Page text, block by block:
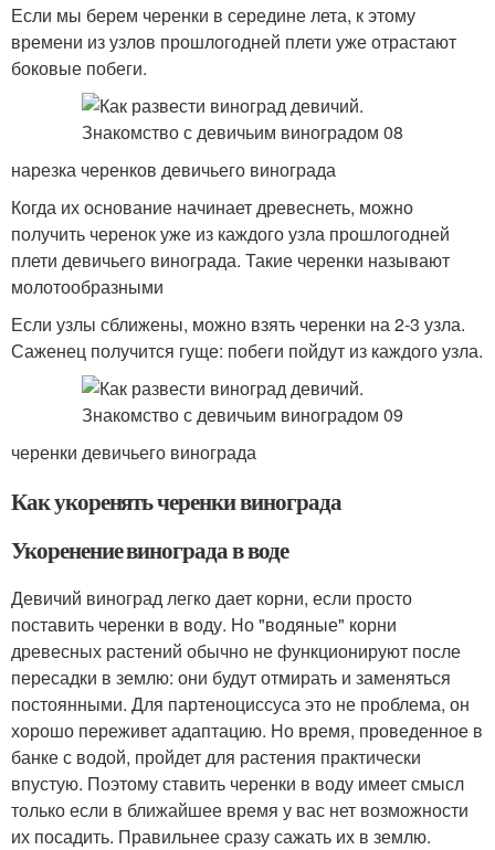
Если мы берем черенки в середине лета, к этому
времени из узлов прошлогодней плети уже отрастают
боковые побеги.
нарезка черенков девичьего винограда
Когда их основание начинает древеснеть, можно
получить черенок уже из каждого узла прошлогодней
плети девичьего винограда. Такие черенки называют
молотообразными
Если узлы сближены, можно взять черенки на 2-3 узла.
Саженец получится гуще: побеги пойдут из каждого узла.
черенки девичьего винограда
Как укоренять черенки винограда
Укоренение винограда в воде
Девичий виноград легко дает корни, если просто
поставить черенки в воду. Но "водяные" корни
древесных растений обычно не функционируют после
пересадки в землю: они будут отмирать и заменяться
постоянными. Для партеноциссуса это не проблема, он
хорошо переживет адаптацию. Но время, проведенное в
банке с водой, пройдет для растения практически
впустую. Поэтому ставить черенки в воду имеет смысл
только если в ближайшее время у вас нет возможности
их посадить. Правильнее сразу сажать их в землю.